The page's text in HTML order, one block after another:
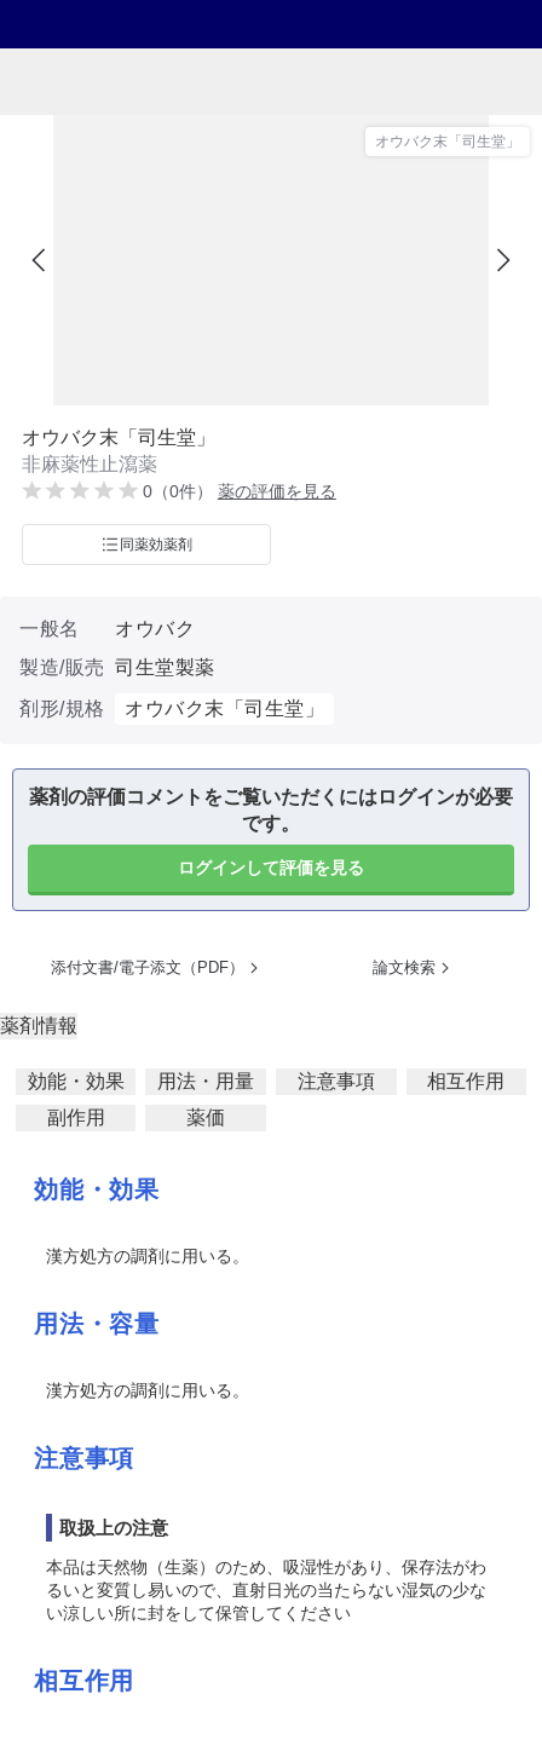
オウバク末「司生堂」
オウバク末「司生堂」
非麻薬性止瀉薬
0（0件） 薬の評価を見る
同薬効薬剤
一般名
オウバク
製造/販売 司生堂製薬
剤形/規格
オウバク末「司生堂」
薬剤の評価コメントをご覧いただくにはログインが必要
です。
ログインして評価を見る
添付文書/電子添文（PDF） 論文検索
薬剤情報
効能・効果 用法・用量 注意事項
相互作用
副作用
薬価
効能・効果
漢方処方の調剤に用いる。
用法・容量
漢方処方の調剤に用いる。
注意事項
取扱上の注意
本品は天然物（生薬）のため、吸湿性があり、保存法がわ
るいと変質し易いので、直射日光の当たらない湿気の少な
い涼しい所に封をして保管してください
相互作用